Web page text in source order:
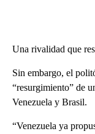
Una rivalidad que
Sin embargo, el
“resurgimiento” de
Venezuela y Brasil.
“Venezuela ya